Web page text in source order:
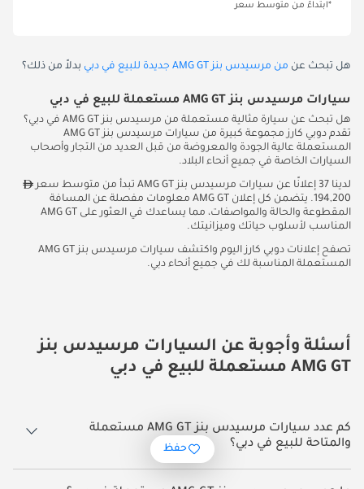
*ابتداءً من متوسط سعر
هل تبحث عن من مرسيدس بنز AMG GT جديدة للبيع في دبي بدلاً من ذلك؟
سيارات مرسيدس بنز AMG GT مستعملة للبيع في دبي
هل تبحث عن سيارة مثالية مستعملة من مرسيدس بنز AMG GT في دبي؟
تقدم دوبي كارز مجموعة كبيرة من سيارات مرسيدس بنز AMG GT
المستعملة عالية الجودة والمعروضة من قبل العديد من التجار وأصحاب
السيارات الخاصة في جميع أنحاء البلاد.
لدينا 37 إعلانًا عن سيارات مرسيدس بنز AMG GT تبدأ من متوسط سعر
194,200. يتضمن كل إعلان AMG GT معلومات مفصلة عن المسافة
المقطوعة والحالة والمواصفات، مما يساعدك في العثور على AMG GT
المناسب لأسلوب حياتك وميزانيتك.
تصفح إعلانات دوبي كارز اليوم واكتشف سيارات مرسيدس بنز AMG GT
المستعملة المناسبة لك في جميع أنحاء دبي.
أسئلة وأجوبة عن السيارات مرسيدس بنز
AMG GT مستعملة للبيع في دبي
كم عدد سيارات مرسيدس بنز AMG GT مستعملة
والمتاحة للبيع في دبي؟
37 سيارة مرسيدس بنز AMG GT مستعملة متوفرة للبيع في دبي.
حفظ